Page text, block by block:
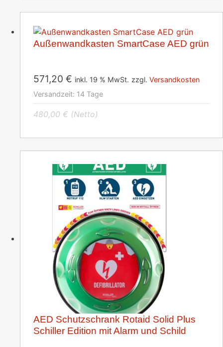
Außenwandkasten SmartCase AED grün
571,20 € inkl. 19 % MwSt. zzgl. Versandkosten
Versandzeit: 14 Tage
480,00 € (Netto)
AED Schutzschrank Rotaid Solid Plus
Schiller Edition mit Alarm und Schild